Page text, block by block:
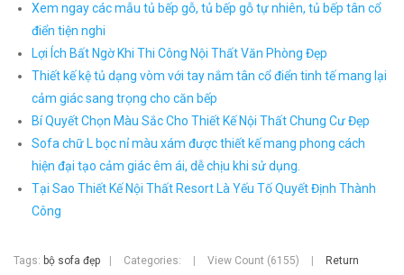
Xem ngay các mẫu tủ bếp gỗ, tủ bếp gỗ tự nhiên, tủ bếp tân cổ
điển tiện nghi
Lợi Ích Bất Ngờ Khi Thi Công Nội Thất Văn Phòng Đẹp
Thiết kế kệ tủ dạng vòm với tay nắm tân cổ điển tinh tế mang lại
cảm giác sang trọng cho căn bếp
Bí Quyết Chọn Màu Sắc Cho Thiết Kế Nội Thất Chung Cư Đẹp
Sofa chữ L bọc nỉ màu xám được thiết kế mang phong cách
hiện đại tạo cảm giác êm ái, dễ chịu khi sử dụng.
Tại Sao Thiết Kế Nội Thất Resort Là Yếu Tố Quyết Định Thành
Công
Tags: bộ sofa đẹp Categories: View Count (6155) Return